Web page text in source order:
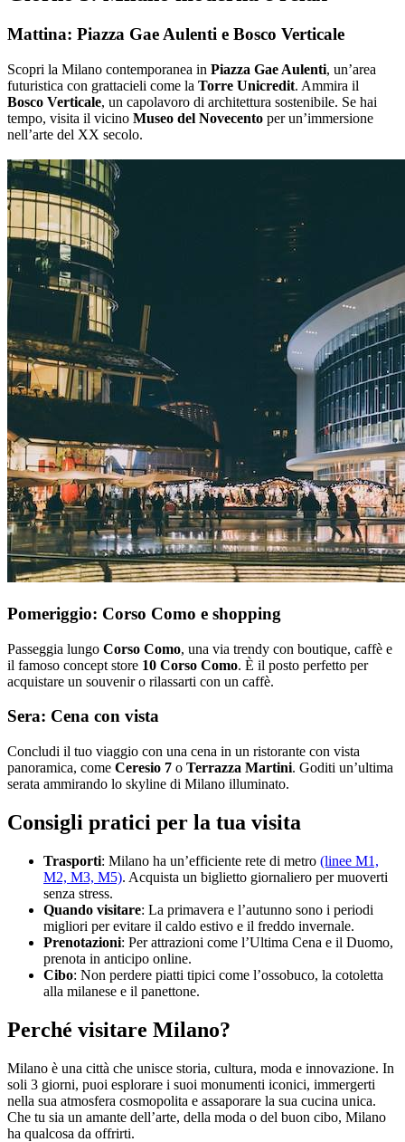
Mattina: Piazza Gae Aulenti e Bosco Verticale
Scopri la Milano contemporanea in Piazza Gae Aulenti, un’area
futuristica con grattacieli come la Torre Unicredit. Ammira il
Bosco Verticale, un capolavoro di architettura sostenibile. Se hai
tempo, visita il vicino Museo del Novecento per un’immersione
nell’arte del XX secolo.
Pomeriggio: Corso Como e shopping
Passeggia lungo Corso Como, una via trendy con boutique, caffè e
il famoso concept store 10 Corso Como. È il posto perfetto per
acquistare un souvenir o rilassarti con un caffè.
Sera: Cena con vista
Concludi il tuo viaggio con una cena in un ristorante con vista
panoramica, come Ceresio 7 o Terrazza Martini. Goditi un’ultima
serata ammirando lo skyline di Milano illuminato.
Consigli pratici per la tua visita
Trasporti: Milano ha un’efficiente rete di metro (linee M1,
M2, M3, M5). Acquista un biglietto giornaliero per muoverti
senza stress.
Quando visitare: La primavera e l’autunno sono i periodi
migliori per evitare il caldo estivo e il freddo invernale.
Prenotazioni: Per attrazioni come l’Ultima Cena e il Duomo,
prenota in anticipo online.
Cibo: Non perdere piatti tipici come l’ossobuco, la cotoletta
alla milanese e il panettone.
Perché visitare Milano?
Milano è una città che unisce storia, cultura, moda e innovazione. In
soli 3 giorni, puoi esplorare i suoi monumenti iconici, immergerti
nella sua atmosfera cosmopolita e assaporare la sua cucina unica.
Che tu sia un amante dell’arte, della moda o del buon cibo, Milano
ha qualcosa da offrirti.